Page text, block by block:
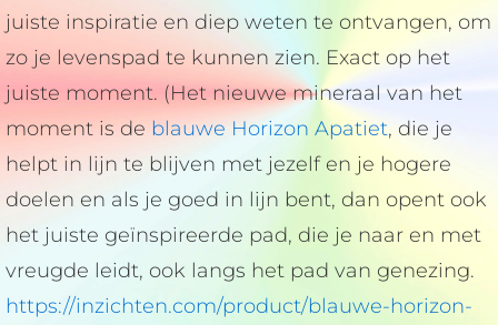
juiste inspiratie en diep weten te ontvangen, om
zo je levenspad te kunnen zien. Exact op het
juiste moment. (Het nieuwe mineraal van het
moment is de blauwe Horizon Apatiet, die je
helpt in lijn te blijven met jezelf en je hogere
doelen en als je goed in lijn bent, dan opent ook
het juiste geïnspireerde pad, die je naar en met
vreugde leidt, ook langs het pad van genezing.
https://inzichten.com/product/blauwe-horizon-